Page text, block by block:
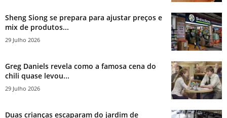
Sheng Siong se prepara para ajustar preços e
mix de produtos...
29 Julho 2026
Greg Daniels revela como a famosa cena do
chili quase levou...
29 Julho 2026
Duas crianças escaparam do jardim de